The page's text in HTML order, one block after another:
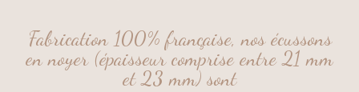
Fabrication 100% française, nos écussons
en noyer (épaisseur comprise entre 21 mm
et 23 mm) sont